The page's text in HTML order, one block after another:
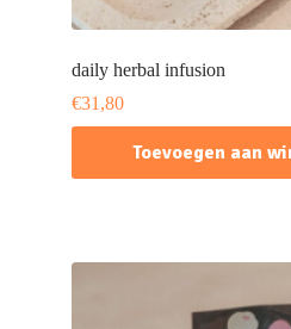
daily herbal infusion
€31,80
Toevoegen aan